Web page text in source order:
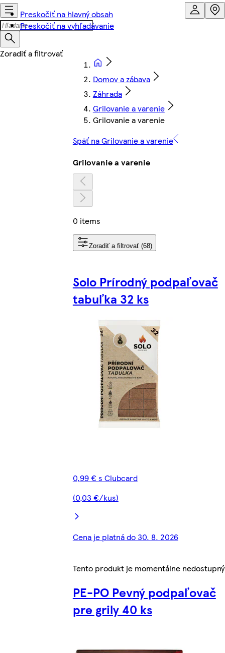
Preskočiť na hlavný obsah
Preskočiť na vyhľadávanie
Domov a zábava
Záhrada
Grilovanie a varenie
Grilovanie a varenie
Späť na Grilovanie a varenie
Grilovanie a varenie
0 items
Zoradiť a filtrovať (68)
Solo Prírodný podpaľovač
tabuľka 32 ks
0,99 € s Clubcard
(0,03 €/kus)
Cena je platná do 30. 8. 2026
Tento produkt je momentálne nedostupný
PE-PO Pevný podpaľovač
pre grily 40 ks